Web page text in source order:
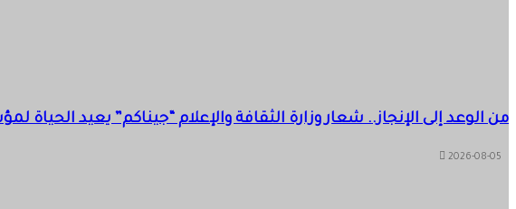
من الوعد إلى الإنجاز.. شعار وزارة الثقافة والإعلام “جيناكم” يعيد الحياة
2026-08-05